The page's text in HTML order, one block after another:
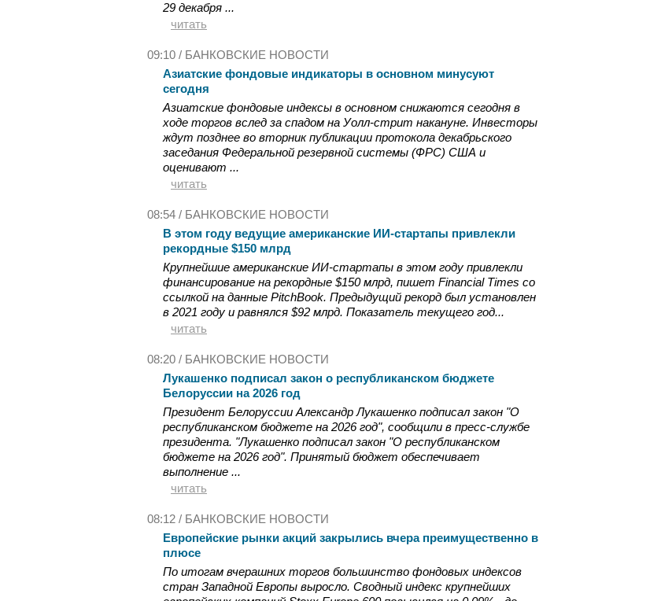
29 декабря ...
читать
09:10 / БАНКОВСКИЕ НОВОСТИ
Азиатские фондовые индикаторы в основном минусуют
сегодня
Азиатские фондовые индексы в основном снижаются сегодня в
ходе торгов вслед за спадом на Уолл-стрит накануне. Инвесторы
ждут позднее во вторник публикации протокола декабрьского
заседания Федеральной резервной системы (ФРС) США и
оценивают ...
читать
08:54 / БАНКОВСКИЕ НОВОСТИ
В этом году ведущие американские ИИ-стартапы привлекли
рекордные $150 млрд
Крупнейшие американские ИИ-стартапы в этом году привлекли
финансирование на рекордные $150 млрд, пишет Financial Times со
ссылкой на данные PitchBook. Предыдущий рекорд был установлен
в 2021 году и равнялся $92 млрд. Показатель текущего год...
читать
08:20 / БАНКОВСКИЕ НОВОСТИ
Лукашенко подписал закон о республиканском бюджете
Белоруссии на 2026 год
Президент Белоруссии Александр Лукашенко подписал закон "О
республиканском бюджете на 2026 год", сообщили в пресс-службе
президента. "Лукашенко подписал закон "О республиканском
бюджете на 2026 год". Принятый бюджет обеспечивает
выполнение ...
читать
08:12 / БАНКОВСКИЕ НОВОСТИ
Европейские рынки акций закрылись вчера преимущественно в
плюсе
По итогам вчерашних торгов большинство фондовых индексов
стран Западной Европы выросло. Сводный индекс крупнейших